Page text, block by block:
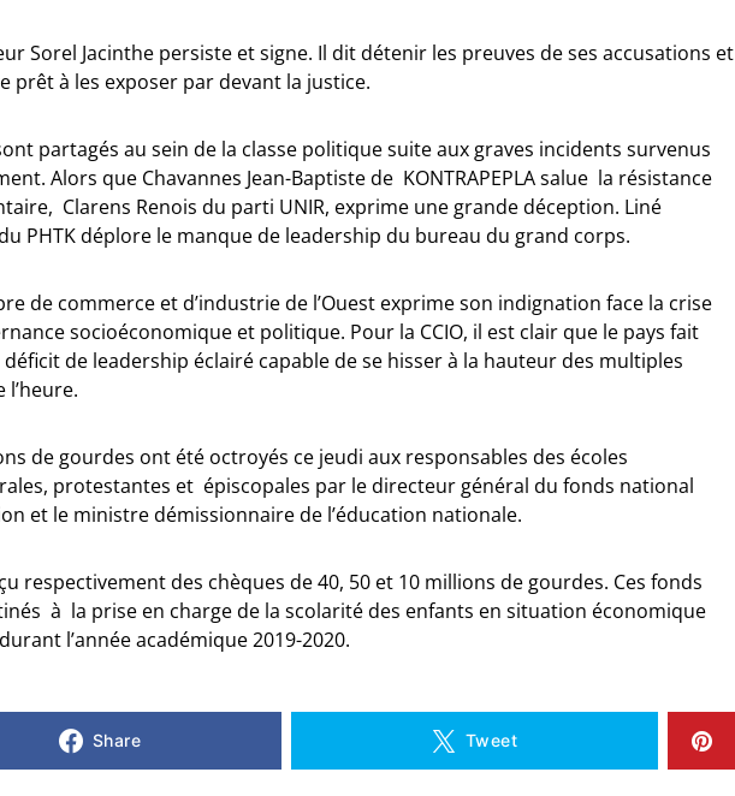
Sorel Jacinthe persiste et signe. Il dit détenir les preuves de ses accusations et
prêt à les exposer par devant la justice.
partagés au sein de la classe politique suite aux graves incidents survenus
Alors que Chavannes Jean-Baptiste de KONTRAPEPLA salue la résistance
Clarens Renois du parti UNIR, exprime une grande déception. Liné
PHTK déplore le manque de leadership du bureau du grand corps.
de commerce et d’industrie de l’Ouest exprime son indignation face la crise
socioéconomique et politique. Pour la CCIO, il est clair que le pays fait
déficit de leadership éclairé capable de se hisser à la hauteur des multiples
l’heure.
de gourdes ont été octroyés ce jeudi aux responsables des écoles
protestantes et épiscopales par le directeur général du fonds national
et le ministre démissionnaire de l’éducation nationale.
respectivement des chèques de 40, 50 et 10 millions de gourdes. Ces fonds
à la prise en charge de la scolarité des enfants en situation économique
l’année académique 2019-2020.
Share Tweet